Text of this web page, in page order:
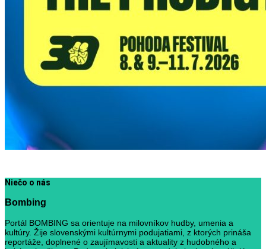
Niečo o nás
Bombing
Portál BOMBING sa orientuje na milovníkov hudby, umenia a
kultúry. Žije slovenskými kultúrnymi podujatiami, z ktorých prináša
reportáže, doplnené o zaujímavosti a aktuality z hudobného a